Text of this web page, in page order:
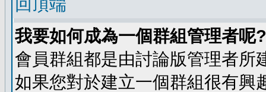
回頂端
我要如何成為一個群組管理者呢?
會員群組都是由討論版管理者所
如果您對於建立一個群組很有興